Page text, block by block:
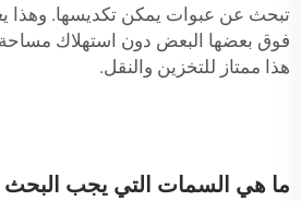
تبحث عن عبوات يمكن تكديسها. وهذا
فوق بعضها البعض دون استهلاك
هذا ممتاز للتخزين والنقل.
ما هي السمات التي يجب